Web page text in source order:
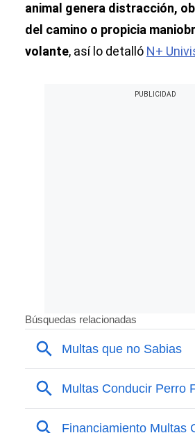
animal genera distracción,
del camino o propicia
volante, así lo detalló N+